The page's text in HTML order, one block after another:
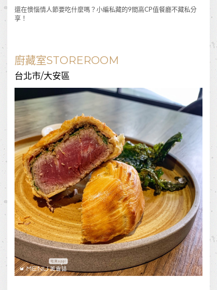
還在懊惱情人節要吃什麼嗎？小編私藏的9間高CP值餐廳不藏私分
享！
廚藏室STOREROOM
台北市/大安區